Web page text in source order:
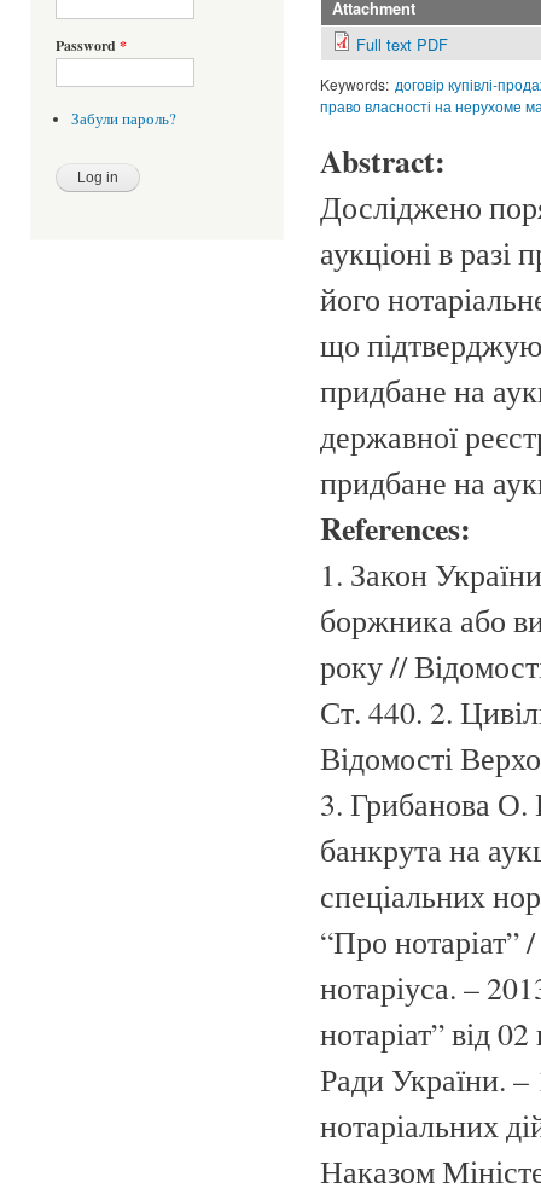
Password *
Забули пароль?
Attachment
Full text PDF
Keywords: договір купівлі-
право власності на нерухоме
Abstract:
Досліджено
аукціоні в
його
що
придбане на
державної
придбане на
References:
1. Закон
боржника або
року //
Ст. 440. 2.
Відомості
3. Грибанова
банкрута на
спеціальних
“Про
нотаріуса. –
нотаріат” від
Ради України.
нотаріальних
Наказом